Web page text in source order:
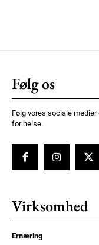
Følg os
Følg vores sociale
for helse.
Virksomhed
Ernæring